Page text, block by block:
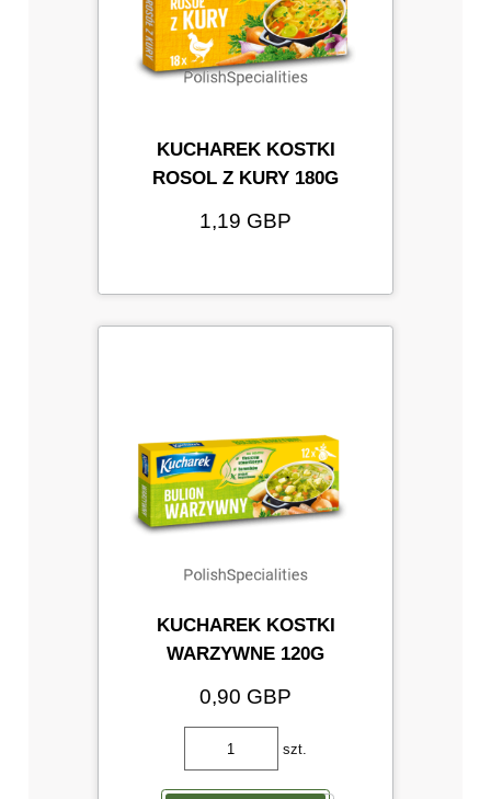
KUCHAREK KOSTKI
ROSOL Z KURY 180G
1,19 GBP
KUCHAREK KOSTKI
WARZYWNE 120G
0,90 GBP
szt.